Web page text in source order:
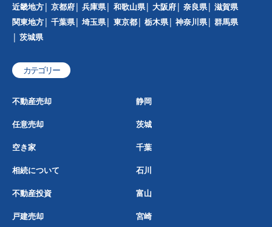
近畿地方
京都府 兵庫県 和歌山県 大阪府 奈良県
滋賀県
関東地方
千葉県 埼玉県 東京都 栃木県 神奈川県
群馬県
茨城県
カテゴリー
不動産売却 静岡
任意売却 茨城
空き家 千葉
相続について 石川
不動産投資 富山
戸建売却 宮崎